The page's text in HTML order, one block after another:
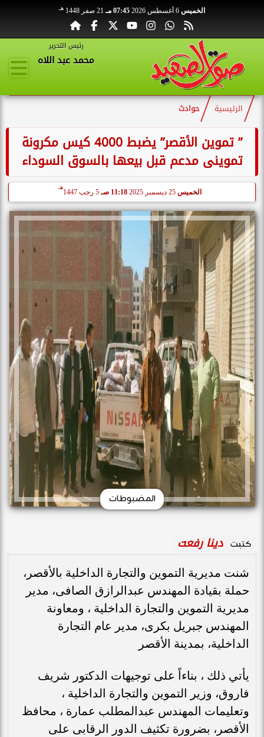
الخميس 07:45 مـ 21 صفر 1448 هـ
رئيس التحرير
محمد عبد اللاه
الرئيسية حوادث
” تموين الأقصر” يضبط 4000 كيس مكرونة
تموينى مدعم قبل بيعها بالسوق السوداء
الخميس 25 ديسمبر 2025 11:18 صـ 5 رجب 1447
هـ
المضبوطات
كتبت دينا رفعت
شنت مديرية التموين والتجارة الداخلية بالأقصر،
حملة بقيادة المهندس عبدالرازق الصافى، مدير
مديرية التموين والتجارة الداخلية ، ومعاونة
المهندس جبريل بكرى، مدير عام التجارة
الداخلية، بمدينة الأقصر
يأتي ذلك ، بناءاً على توجيهات الدكتور شريف
فاروق، وزير التموين والتجارة الداخلية ،
وتعليمات المهندس عبدالمطلب عمارة ، محافظ
الأقصر، بضرورة تكثيف الدور الرقابى على